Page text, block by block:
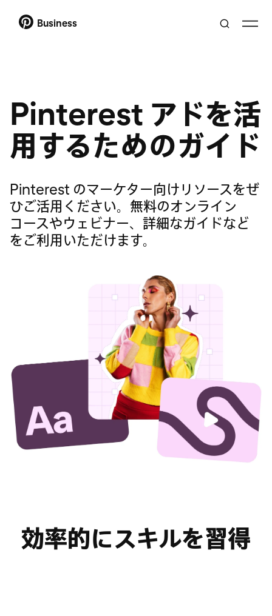
Business
Pinterest アドを活
用するためのガイド
Pinterest のマーケター向けリソースをぜ
ひご活用ください。無料のオンライン
コースやウェビナー、詳細なガイドなど
をご利用いただけます。
効率的にスキルを習得